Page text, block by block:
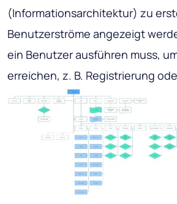
(Informationsarchitektur) zu
Benutzerströme angezeigt
ein Benutzer ausführen muss,
erreichen, z. B. Registrierung